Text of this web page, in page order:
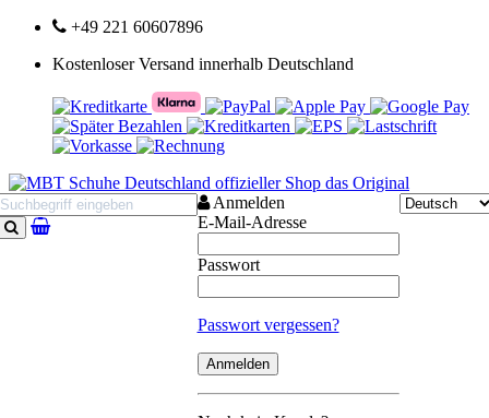
+49 221 60607896
Kostenloser Versand innerhalb Deutschland
Suchen
Anmelden
E-Mail-Adresse
Passwort
Passwort vergessen?